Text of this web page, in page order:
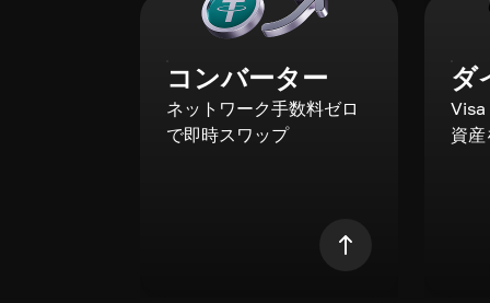
コンバーター
ネットワーク手数料ゼロ
で即時スワップ
ダ
資